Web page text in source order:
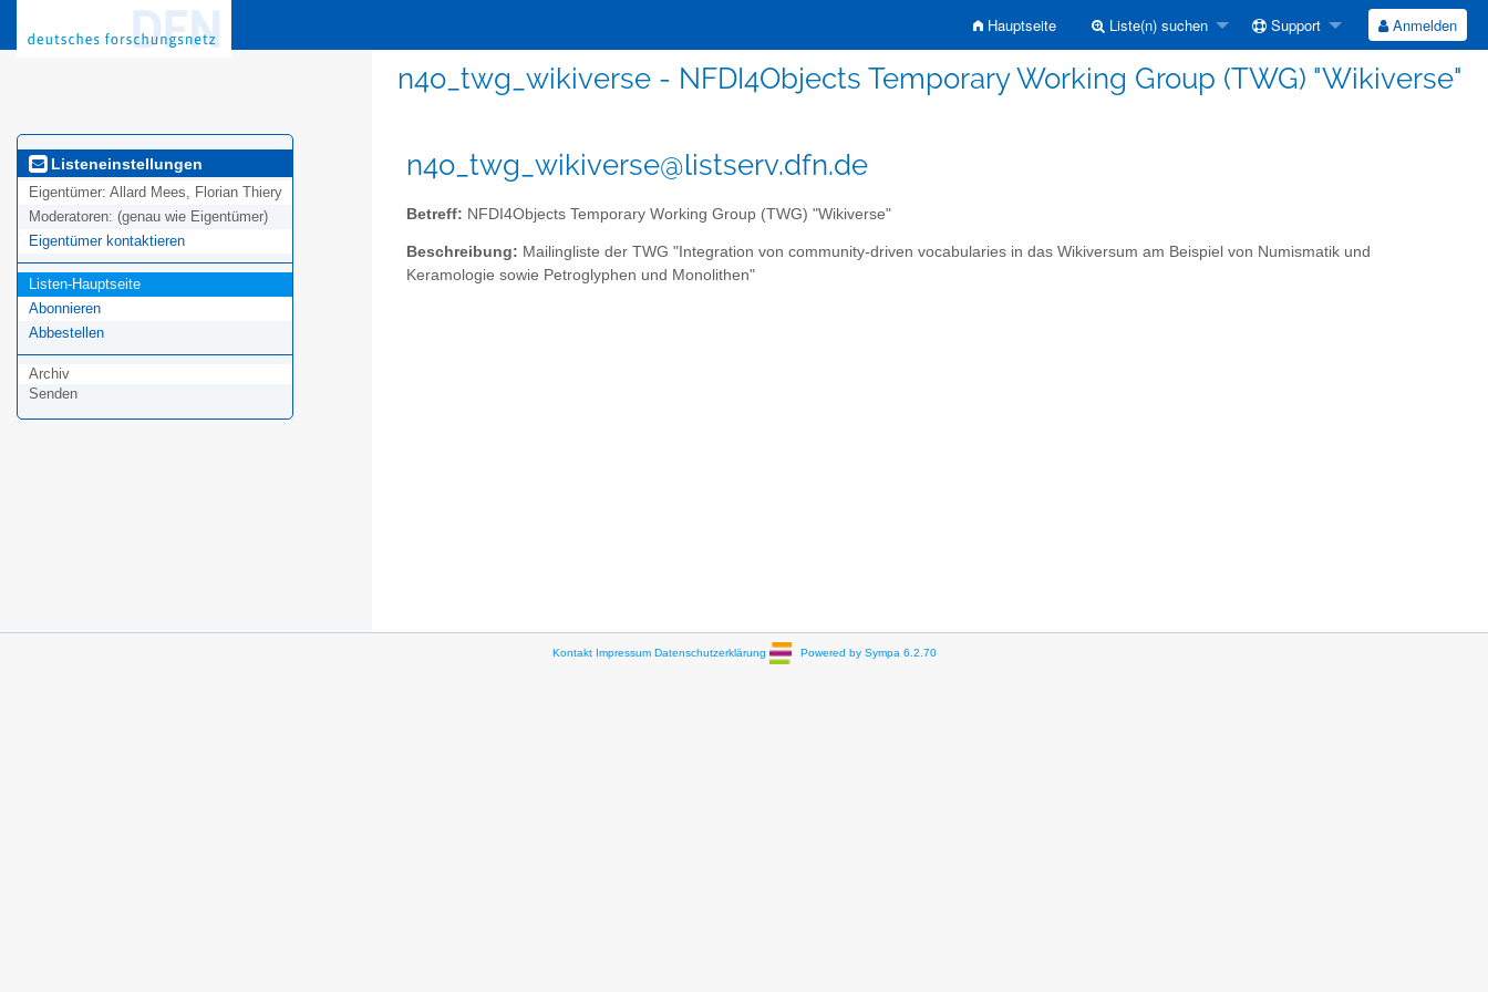
Hauptseite Liste(n) suchen Support Anmelden
n4o_twg_wikiverse - NFDI4Objects Temporary Working Group (TWG) "Wikiverse"
Listeneinstellungen
Eigentümer: Allard Mees, Florian Thiery
Moderatoren: (genau wie Eigentümer)
Eigentümer kontaktieren
Listen-Hauptseite
Abonnieren
Abbestellen
Archiv
Senden
n4o_twg_wikiverse@listserv.dfn.de
Betreff: NFDI4Objects Temporary Working Group (TWG) "Wikiverse"
Beschreibung: Mailingliste der TWG "Integration von community-driven vocabularies in das Wikiversum am Beispiel von Numismatik und
Keramologie sowie Petroglyphen und Monolithen"
Kontakt Impressum Datenschutzerklärung Powered by Sympa 6.2.70